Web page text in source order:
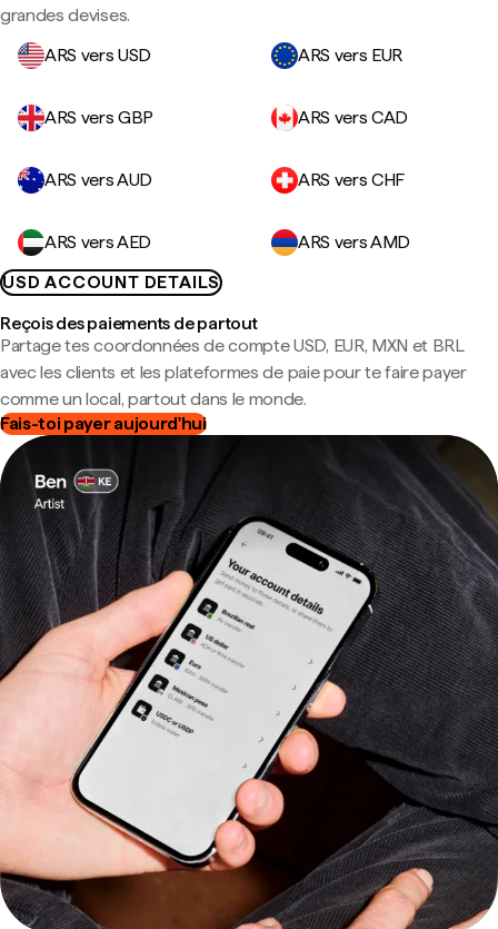
grandes devises.
ARS vers USD
ARS vers EUR
ARS vers GBP ARS vers CAD
ARS vers AUD ARS vers CHF
ARS vers AED
ARS vers AMD
USD ACCOUNT DETAILS
Reçois des paiements de partout
Partage tes coordonnées de compte USD, EUR, MXN et BRL
avec les clients et les plateformes de paie pour te faire payer
comme un local, partout dans le monde.
Fais-toi payer aujourd'hui